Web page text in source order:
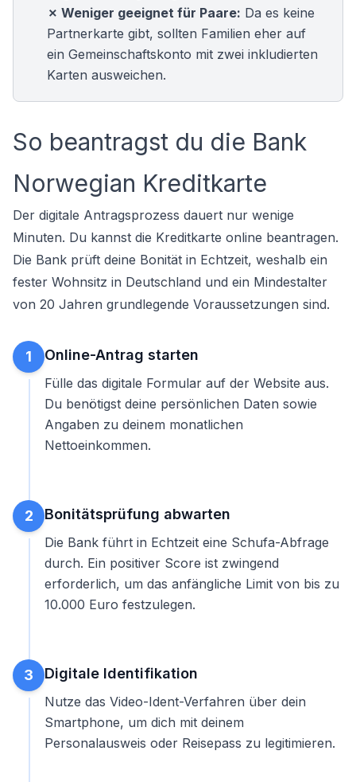
✗ Weniger geeignet für Paare: Da es keine
Partnerkarte gibt, sollten Familien eher auf
ein Gemeinschaftskonto mit zwei inkludierten
Karten ausweichen.
So beantragst du die Bank
Norwegian Kreditkarte
Der digitale Antragsprozess dauert nur wenige
Minuten. Du kannst die Kreditkarte online beantragen.
Die Bank prüft deine Bonität in Echtzeit, weshalb ein
fester Wohnsitz in Deutschland und ein Mindestalter
von 20 Jahren grundlegende Voraussetzungen sind.
1 Online-Antrag starten
Fülle das digitale Formular auf der Website aus.
Du benötigst deine persönlichen Daten sowie
Angaben zu deinem monatlichen
Nettoeinkommen.
2 Bonitätsprüfung abwarten
Die Bank führt in Echtzeit eine Schufa-Abfrage
durch. Ein positiver Score ist zwingend
erforderlich, um das anfängliche Limit von bis zu
10.000 Euro festzulegen.
3 Digitale Identifikation
Nutze das Video-Ident-Verfahren über dein
Smartphone, um dich mit deinem
Personalausweis oder Reisepass zu legitimieren.